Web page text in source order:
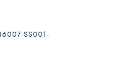
SS001-